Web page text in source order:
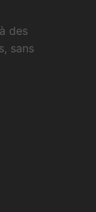
des
sans